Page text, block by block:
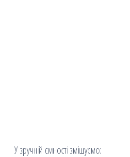
У зручній ємності змішуємо: